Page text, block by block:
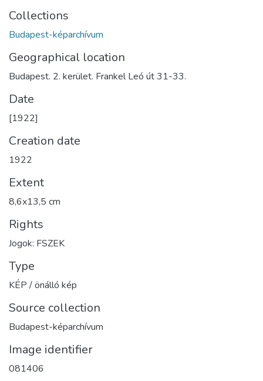
Collections
Budapest-képarchívum
Geographical location
Budapest. 2. kerület. Frankel Leó út 31-33.
Date
[1922]
Creation date
1922
Extent
8,6x13,5 cm
Rights
Jogok: FSZEK
Type
KÉP / önálló kép
Source collection
Budapest-képarchívum
Image identifier
081406